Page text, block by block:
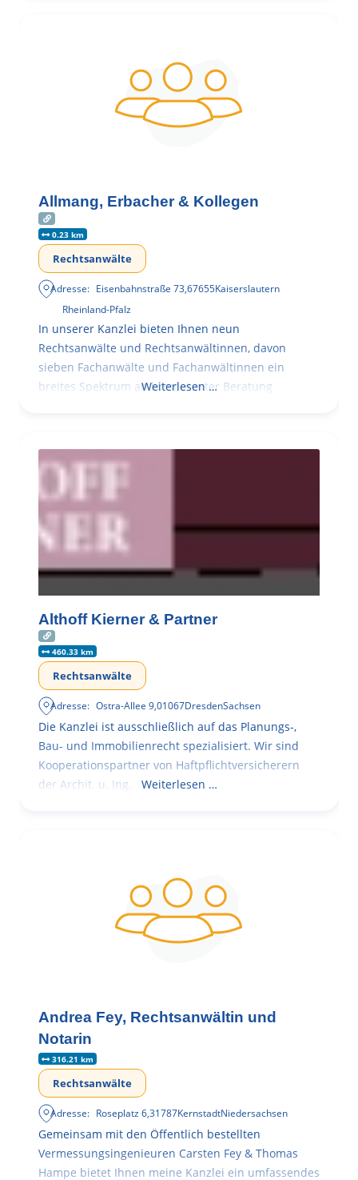
Allmang, Erbacher & Kollegen
0.23 km
Rechtsanwälte
Adresse: Eisenbahnstraße 73,67655Kaiserslautern
Rheinland-Pfalz
In unserer Kanzlei bieten Ihnen neun
Rechtsanwälte und Rechtsanwältinnen, davon
sieben Fachanwälte und Fachanwältinnen ein
breites Spektrum an kompetenter Beratung
Weiterlesen …
Althoff Kierner & Partner
460.33 km
Rechtsanwälte
Adresse: Ostra-Allee 9,01067DresdenSachsen
Die Kanzlei ist ausschließlich auf das Planungs-,
Bau- und Immobilienrecht spezialisiert. Wir sind
Kooperationspartner von Haftpflichtversicherern
der Archit. u. Ing.
Weiterlesen …
Andrea Fey, Rechtsanwältin und
Notarin
316.21 km
Rechtsanwälte
Adresse: Roseplatz 6,31787KernstadtNiedersachsen
Gemeinsam mit den Öffentlich bestellten
Vermessungsingenieuren Carsten Fey & Thomas
Hampe bietet Ihnen meine Kanzlei ein umfassendes